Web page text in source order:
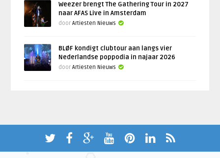
Weezer brengt The Gathering Tour in 2027
naar AFAS Live in Amsterdam
doorArtiesten Nieuws
BLØF kondigt clubtour aan langs vier
Nederlandse poppodia in najaar 2026
doorArtiesten Nieuws